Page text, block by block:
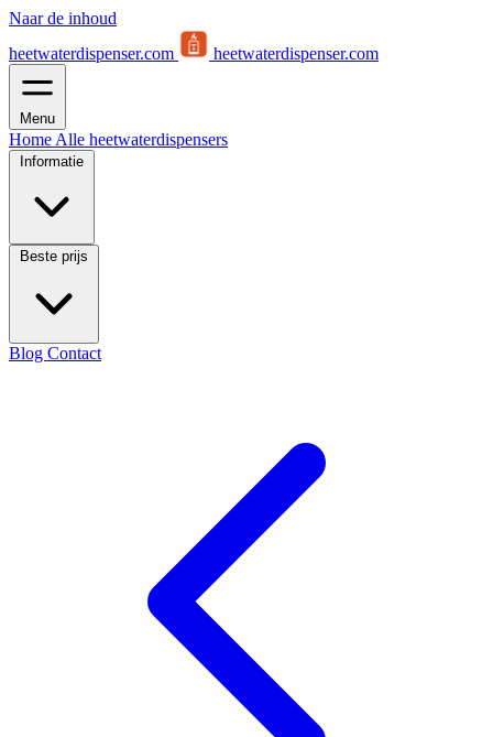
Naar de inhoud
heetwaterdispenser.com
heetwaterdispenser.com
Menu
Home Alle heetwaterdispensers
Informatie
Beste prijs
Blog Contact